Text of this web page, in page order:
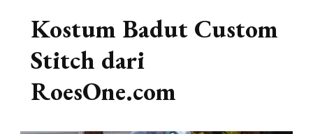
Kostum Badut Custom
Stitch dari
RoesOne.com